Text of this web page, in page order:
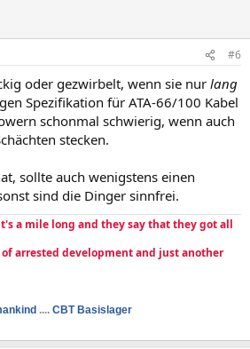
#6
oder gezwirbelt, wenn sie nur lang
Spezifikation für ATA-66/100 Kabel
schonmal schwierig, wenn auch
stecken.
sollte auch wenigstens einen
sind die Dinger sinnfrei.
a mile long and they say that they got all
arrested development and just another
.... CBT Basislager